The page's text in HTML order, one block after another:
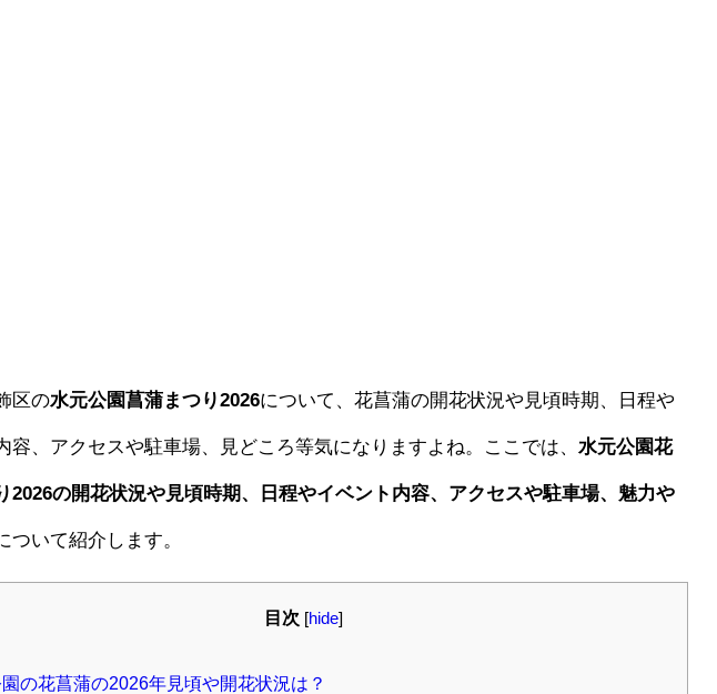
区の水元公園菖蒲まつり2026について、花菖蒲の開花状況や見頃時期、日程や
容、アクセスや駐車場、見どころ等気になりますよね。ここでは、 水元公園花
2026の開花状況や見頃時期、日程やイベント内容、アクセスや駐車場、魅力や
ついて紹介します。
目次 hide]
の花菖蒲の2026年見頃や開花状況は？